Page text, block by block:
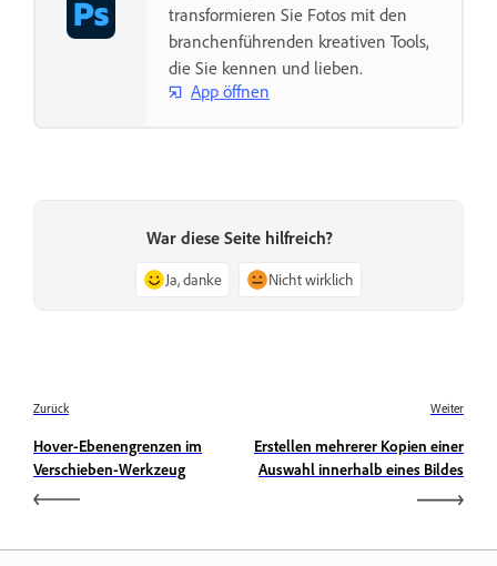
transformieren Sie Fotos mit den
branchenführenden kreativen Tools,
die Sie kennen und lieben.
App öffnen
War diese Seite hilfreich?
Ja, danke Nicht wirklich
Zurück
Hover-Ebenengrenzen im
Verschieben-Werkzeug
Weiter
Erstellen mehrerer Kopien einer
Auswahl innerhalb eines Bildes